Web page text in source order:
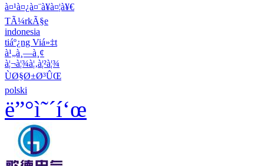
à¤¹à¤¿à¤¨à¥à¤¦à¥€
TÃ¼rkÃ§e
indonesia
tiáº¿ng Viá»‡t
à¹„à¸—à¸¢
à¦¬à¦¾à¦‚à¦²à¦¾
ÙØ§Ø±Ø³ÛŒ
polski
ë”°ì˜´í‘œ